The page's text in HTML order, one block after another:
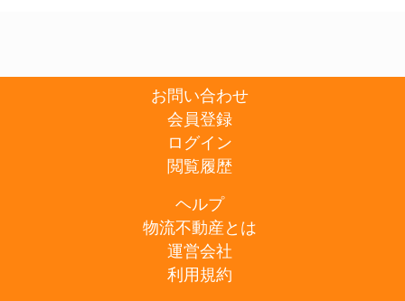
お問い合わせ
会員登録
ログイン
閲覧履歴
ヘルプ
物流不動産とは
運営会社
利用規約